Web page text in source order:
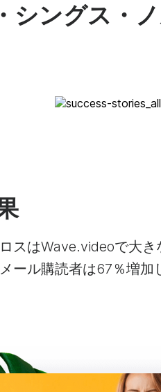
シングス・
スはWave.videoで大
ール購読者は67％増加